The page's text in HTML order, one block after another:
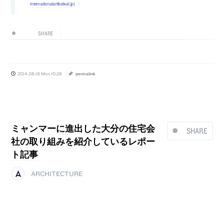
internationalartfestival.jp)
SHARE
2014.08.18 Mon 10:28 permalink
SHARE
ミャンマーに進出した大分の住宅会
社の取り組みを紹介しているレポー
ト記事
ARCHITECTURE